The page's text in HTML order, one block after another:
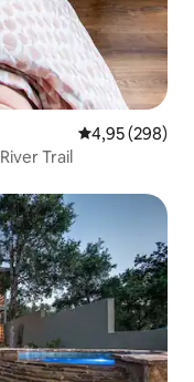
Gemiddelde
4,95 (298)
Trail